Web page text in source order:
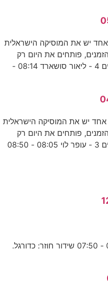
06:00 - 08:14 לכל אחד יש את המוסיקה הישראלית
פותחים את היום רק
בכחול לבן. ש.ח. פבלו, אוכל וחברים 4 - ליאור סושארד 08:14 -
06:00 - 08:05 לכל אחד יש את המוסיקה הישראלית
פותחים את היום רק
בראגה - נוטינגהאם פורסט 06:00 - 07:50 שידור חוזר: כדורגל.